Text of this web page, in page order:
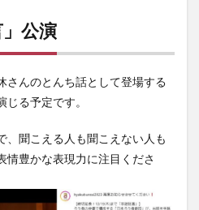
公演
さんのとんち話として登場する
じる予定です。
、聞こえる人も聞こえない人も
情豊かな表現力に注目くださ